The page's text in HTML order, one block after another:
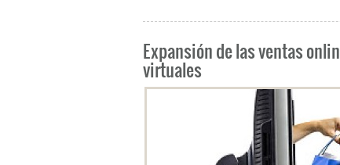
Expansión de las ventas
virtuales